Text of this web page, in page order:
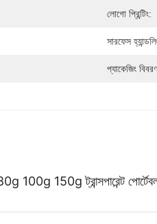
লোগো প্রিন্টিং:
সারফেস
প্যাকেজিং
150g ট্রান্সপারেন্ট পোর্টেবল